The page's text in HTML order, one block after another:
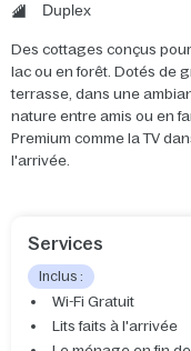
Duplex
Des cottages conçus
lac ou en forêt. Dotés de
terrasse, dans une
nature entre amis ou en
Premium comme la TV
l'arrivée.
Services
Inclus :
Wi-Fi Gratuit
Lits faits à l'arrivée